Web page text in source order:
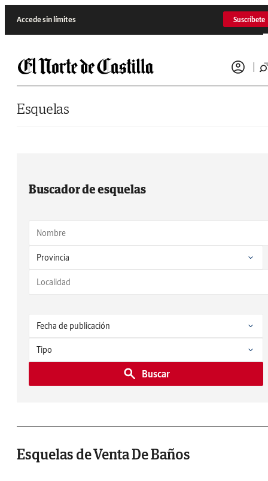
Accede sin límites Suscríbete
Esquelas
Buscador de esquelas
Buscar
Esquelas de Venta De Baños